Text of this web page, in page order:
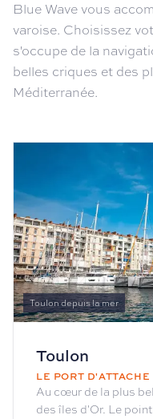
Blue Wave vous
varoise. Choisissez
s'occupe de la
belles criques et des
Méditerranée.
Toulon depuis la mer
Toulon
LE PORT D'ATTACHE
Au cœur de la plus
des îles d'Or. Le